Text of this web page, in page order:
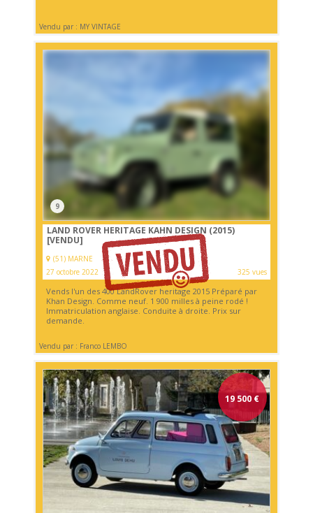
Vendu par : MY VINTAGE
9
LAND ROVER HERITAGE KAHN DESIGN (2015)
[VENDU]
(51) MARNE
27 octobre 2022
325 vues
Vends l'un des 400 LandRover heritage 2015 Préparé par
Khan Design. Comme neuf. 1 900 milles à peine rodé !
Immatriculation anglaise. Conduite à droite. Prix sur
demande.
Vendu par : Franco LEMBO
19 500 €